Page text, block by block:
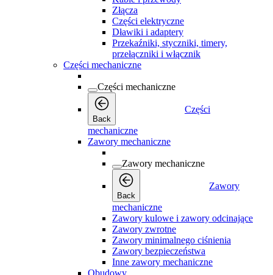
Złącza
Części elektryczne
Dławiki i adaptery
Przekaźniki, styczniki, timery,
przełączniki i włącznik
Części mechaniczne
Części mechaniczne
Back
Części
mechaniczne
Zawory mechaniczne
Zawory mechaniczne
Back
Zawory
mechaniczne
Zawory kulowe i zawory odcinające
Zawory zwrotne
Zawory minimalnego ciśnienia
Zawory bezpieczeństwa
Inne zawory mechaniczne
Obudowy